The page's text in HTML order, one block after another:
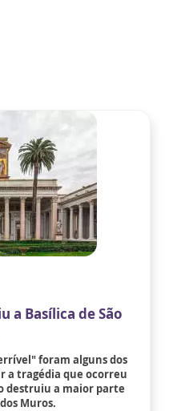
a Basílica de São
foram alguns dos
a tragédia que ocorreu
destruiu a maior parte
Muros.